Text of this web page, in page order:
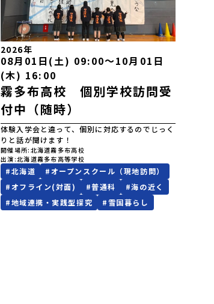
2026年
08月01日(土) 09:00〜10月01日
(木) 16:00
霧多布高校 個別学校訪問受
付中（随時）
体験入学会と違って、個別に対応するのでじっく
りと話が聞けます！
開催場所 北海道霧多布高校
出演 北海道霧多布高等学校
#北海道 #オープンスクール（現地訪問）
#オフライン(対面) #普通科 #海の近く
#地域連携・実践型探究 #雪国暮らし